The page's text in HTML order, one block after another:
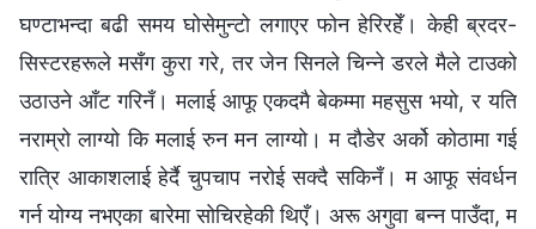
घण्टाभन्दा बढी समय घोसेमुन्टो लगाएर फोन हेरिरहेँ। केही ब्रदर-
सिस्टरहरूले मसँग कुरा गरे, तर जेन सिनले चिन्ने डरले मैले टाउको
उठाउने आँट गरिनँ। मलाई आफू एकदमै बेकम्मा महसुस भयो, र यति
नराम्रो लाग्यो कि मलाई रुन मन लाग्यो। म दौडेर अर्को कोठामा गई
रात्रि आकाशलाई हेर्दै चुपचाप नरोई सक्दै सकिनँ। म आफू संवर्धन
गर्न योग्य नभएका बारेमा सोचिरहेकी थिएँ। अरू अगुवा बन्न पाउँदा, म